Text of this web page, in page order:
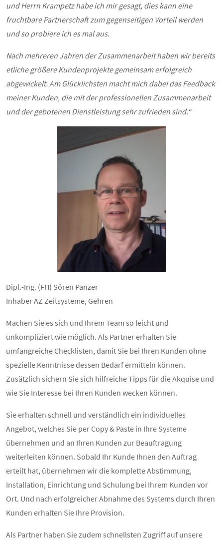
und Herrn Krampetz habe ich mir gesagt, dies kann eine
fruchtbare Partnerschaft zum gegenseitigen Vorteil werden
und so probiere ich es mal aus.
Nach mehreren Jahren der Zusammenarbeit haben wir bereits
etliche größere Kundenprojekte gemeinsam erfolgreich
abgewickelt. Am Glücklichsten macht mich dabei das Feedback
meiner Kunden, die mit der professionellen Zusammenarbeit
und der gebotenen Dienstleistung sehr zufrieden sind.“
Dipl.-Ing. (FH) Sören Panzer
Inhaber AZ Zeitsysteme, Gehren
Machen Sie es sich und Ihrem Team so leicht und
unkompliziert wie möglich. Als Partner erhalten Sie
umfangreiche Checklisten, damit Sie bei Ihren Kunden ohne
spezielle Kenntnisse dessen Bedarf ermitteln können.
Zusätzlich sichern Sie sich hilfreiche Tipps für die Akquise und
wie Sie Interesse bei Ihren Kunden wecken können.
Sie erhalten schnell und verständlich ein individuelles
Angebot, welches Sie per Copy & Paste in Ihre Systeme
übernehmen und an Ihren Kunden zur Beauftragung
weiterleiten können. Sobald Ihr Kunde Ihnen den Auftrag
erteilt hat, übernehmen wir die komplette Abstimmung,
Installation, Einrichtung und Schulung bei Ihrem Kunden vor
Ort. Und nach erfolgreicher Abnahme des Systems durch Ihren
Kunden erhalten Sie Ihre Provision.
Als Partner haben Sie zudem schnellsten Zugriff auf unsere